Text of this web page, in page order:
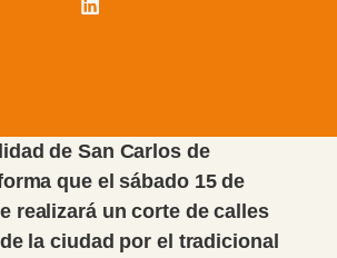
de San Carlos de
que el sábado 15 de
realizará un corte de calles
la ciudad por el tradicional